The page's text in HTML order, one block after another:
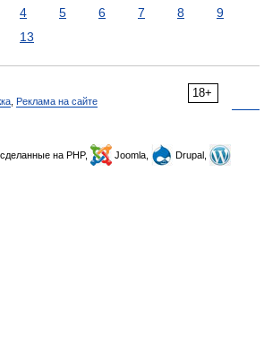
4 5 6 7 8
9
13
18+
Реклама на сайте
, сделанные на PHP, Joomla,
Drupal,